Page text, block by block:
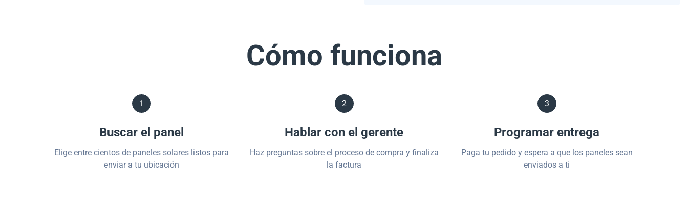
Cómo funciona
1
Buscar el panel
Elige entre cientos de paneles solares listos para
enviar a tu ubicación
2
Hablar con el gerente
Haz preguntas sobre el proceso de compra y finaliza
la factura
3
Programar entrega
Paga tu pedido y espera a que los paneles sean
enviados a ti